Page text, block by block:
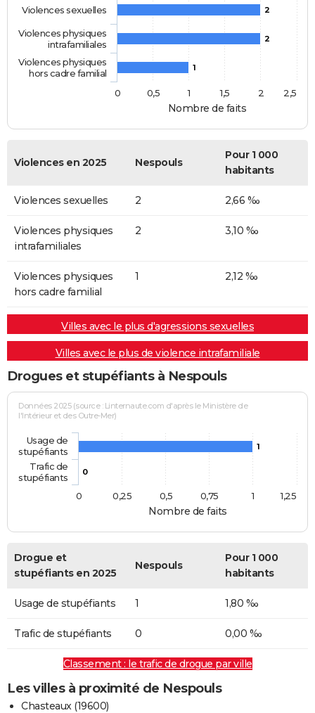
Nombre de faits
2
2
1
Violences sexuelles
Violences physiques
intrafamiliales
Violences physiques
hors cadre familial
0
0,5 1 1,5 2 2,5
Violences en 2025 Nespouls
Pour 1 000
habitants
Violences sexuelles 2 2,66 ‰
Violences physiques
intrafamiliales
2 3,10 ‰
Violences physiques
hors cadre familial
1 2,12 ‰
Villes avec le plus d'agressions sexuelles
Villes avec le plus de violence intrafamiliale
Drogues et stupéfiants à Nespouls
Nombre de faits
Données 2025 (source : Linternaute.com d'après le Ministère de
l'Intérieur et des Outre-Mer)
1
0
Usage de
stupéfiants
Trafic de
stupéfiants
0
1
0,25 0,5 0,75 1,25
Drogue et
stupéfiants en 2025
Nespouls
Pour 1 000
habitants
Usage de stupéfiants 1 1,80 ‰
Trafic de stupéfiants 0 0,00 ‰
Classement : le trafic de drogue par ville
Les villes à proximité de Nespouls
Chasteaux (19600)